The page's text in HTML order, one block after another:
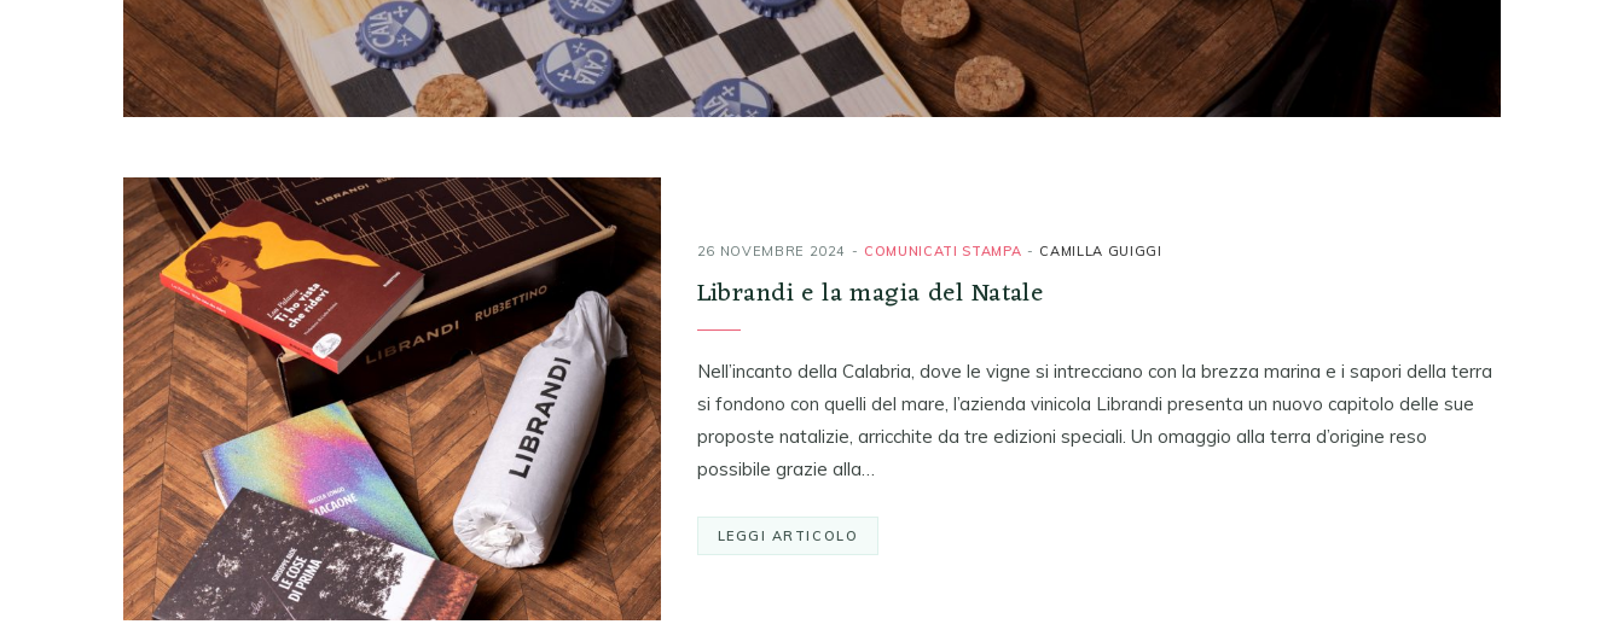
26 NOVEMBRE 2024 COMUNICATI STAMPA CAMILLA GUIGGI
Librandi e la magia del Natale
Nell’incanto della Calabria, dove le vigne si intrecciano con la brezza marina e i sapori della terra
si fondono con quelli del mare, l’azienda vinicola Librandi presenta un nuovo capitolo delle sue
proposte natalizie, arricchite da tre edizioni speciali. Un omaggio alla terra d’origine reso
possibile grazie alla…
LEGGI ARTICOLO